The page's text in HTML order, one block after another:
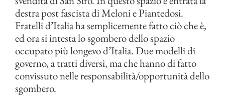
destra post fascista di Meloni e Piantedosi.
Fratelli d’Italia ha semplicemente fatto ciò che è,
ed ora si intesta lo sgombero dello spazio
occupato più longevo d’Italia. Due modelli di
governo, a tratti diversi, ma che hanno di fatto
convissuto nelle responsabilità/opportunità dello
sgombero.